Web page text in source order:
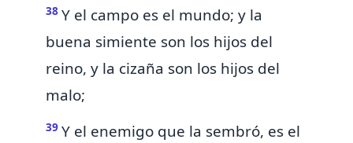
38 Y el campo es el mundo; y la
buena simiente son los hijos del
reino, y la cizaña son los hijos del
malo;
39 Y el enemigo que la sembró, es el